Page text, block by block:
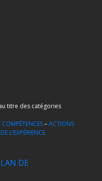
titre des catégories
–ACTIONS
L’EXPÉRIENCE
DE